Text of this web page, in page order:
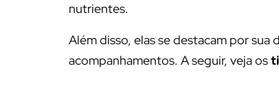
nutrientes.
Além disso, elas se destacam por sua
acompanhamentos. A seguir, veja os